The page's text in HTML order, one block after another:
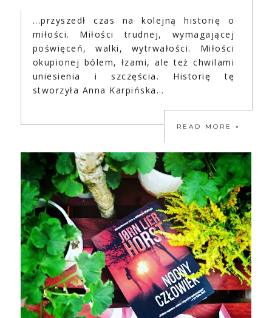
...przyszedł czas na kolejną historię o
miłości. Miłości trudnej, wymagającej
poświęceń, walki, wytrwałości. Miłości
okupionej bólem, łzami, ale też chwilami
uniesienia i szczęścia. Historię tę
stworzyła Anna Karpińska…
READ MORE »